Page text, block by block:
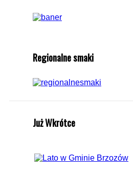
Regionalne smaki
Już Wkrótce